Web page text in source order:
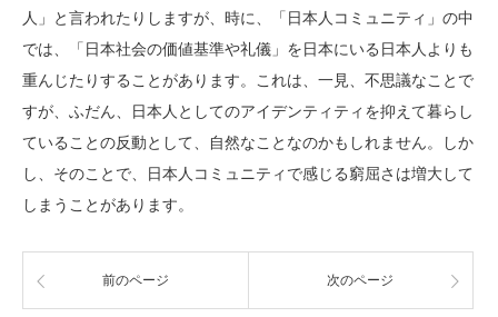
人」と言われたりしますが、時に、「日本人コミュニティ」の中
では、「日本社会の価値基準や礼儀」を日本にいる日本人よりも
重んじたりすることがあります。これは、一見、不思議なことで
すが、ふだん、日本人としてのアイデンティティを抑えて暮らし
ていることの反動として、自然なことなのかもしれません。しか
し、そのことで、日本人コミュニティで感じる窮屈さは増大して
しまうことがあります。
前のページ 次のページ